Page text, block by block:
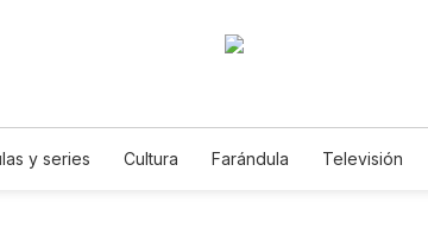
y series Cultura Farándula Televisión